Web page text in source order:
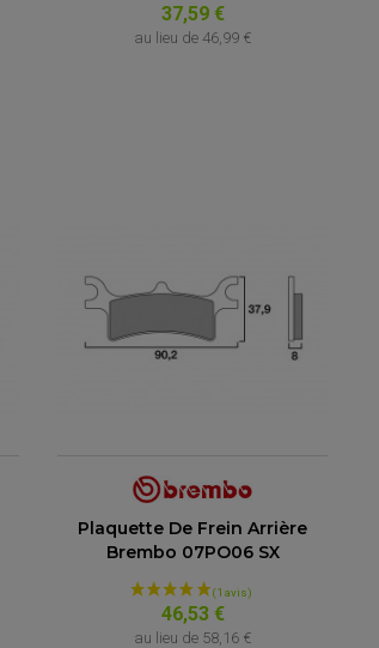
37,59 €
au lieu de 46,99 €
Plaquette De Frein Arrière
Brembo 07PO06 SX
46,53 €
au lieu de 58,16 €